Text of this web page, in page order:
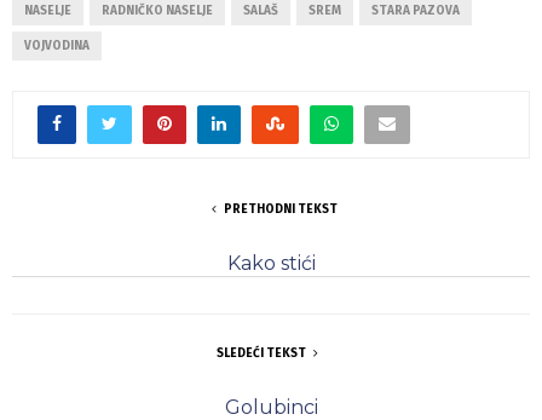
NASELJE RADNIČKO NASELJE SALAŠ SREM STARA PAZOVA
VOJVODINA
PRETHODNI TEKST
Kako stići
SLEDEĆI TEKST
Golubinci